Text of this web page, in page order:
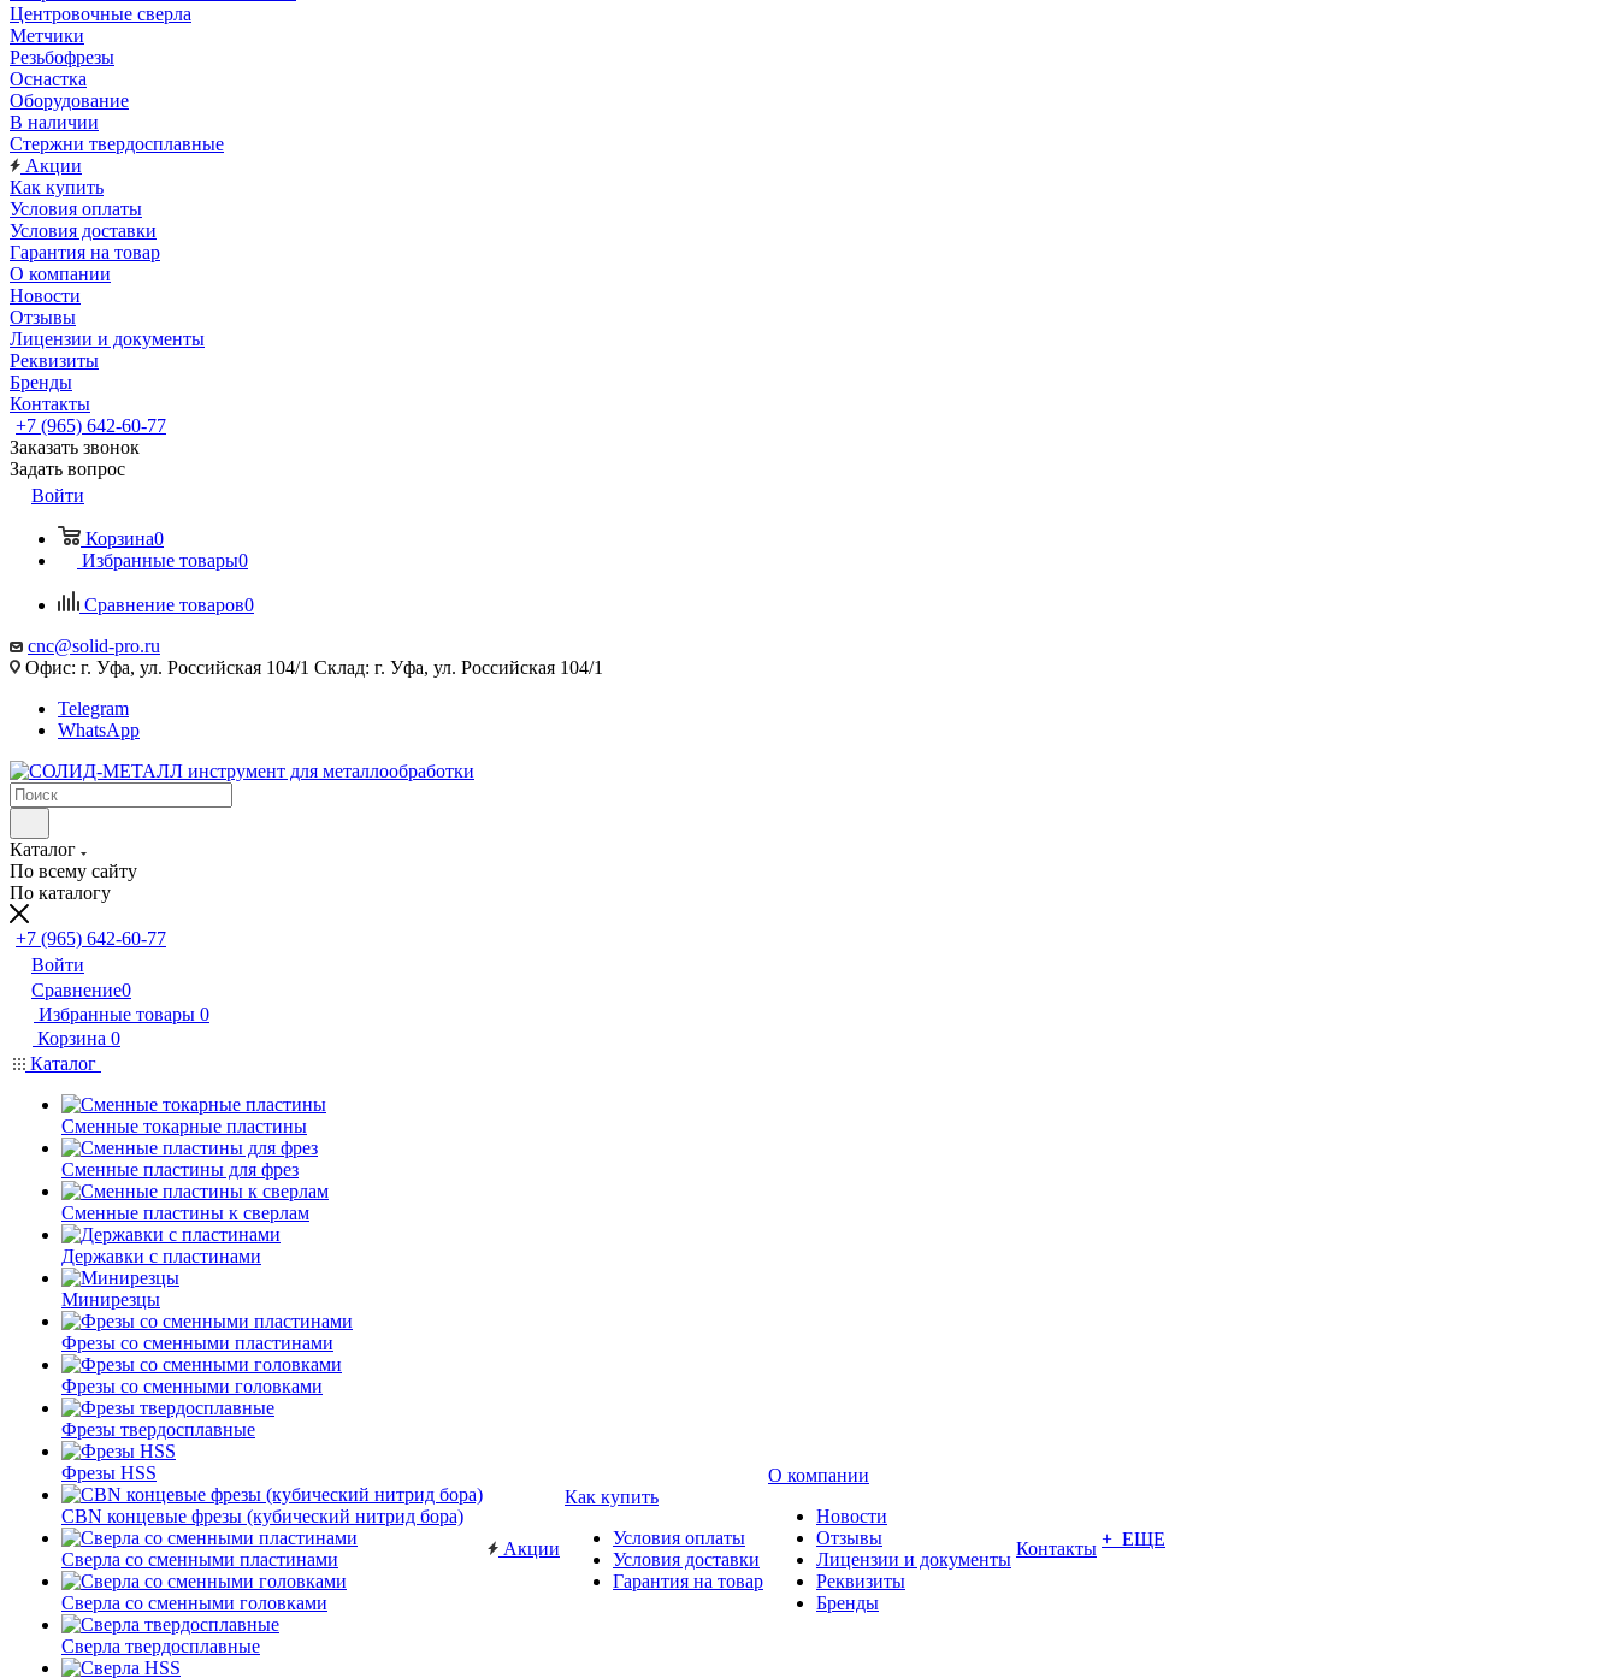
Центровочные сверла
Метчики
Резьбофрезы
Оснастка
Оборудование
В наличии
Стержни твердосплавные
Акции
Как купить
Условия оплаты
Условия доставки
Гарантия на товар
О компании
Новости
Отзывы
Лицензии и документы
Реквизиты
Бренды
Контакты
+7 (965) 642-60-77
Заказать звонок
Задать вопрос
Войти
Корзина0
Избранные товары0
Сравнение товаров0
cnc@solid-pro.ru
Офис: г. Уфа, ул. Российская 104/1 Склад: г. Уфа, ул. Российская 104/1
Telegram
WhatsApp
Каталог
По всему сайту
По каталогу
+7 (965) 642-60-77
Войти
Сравнение0
Избранные товары 0
Корзина 0
Каталог
Сменные токарные пластины
Сменные пластины для фрез
Сменные пластины к сверлам
Державки с пластинами
Минирезцы
Фрезы со сменными пластинами
Фрезы со сменными головками
Фрезы твердосплавные
Фрезы HSS
CBN концевые фрезы (кубический нитрид бора)
Сверла со сменными пластинами
Сверла со сменными головками
Сверла твердосплавные
Акции
Как купить
Условия оплаты
Условия доставки
Гарантия на товар
О компании
Новости
Отзывы
Лицензии и документы
Реквизиты
Бренды
Контакты + ЕЩЕ